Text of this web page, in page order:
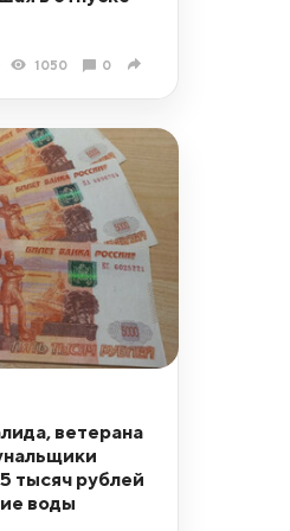
1050 0
ветерана
тысяч рублей
воды